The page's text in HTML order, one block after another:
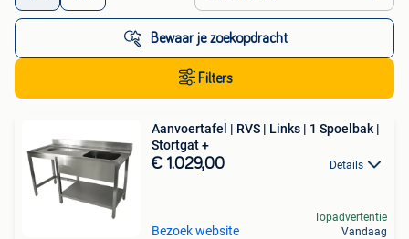
Bewaar je zoekopdracht
Filters
Aanvoertafel | RVS | Links | 1 Spoelbak |
Stortgat +
€ 1.029,00 Details
Bezoek website
Topadvertentie
Vandaag